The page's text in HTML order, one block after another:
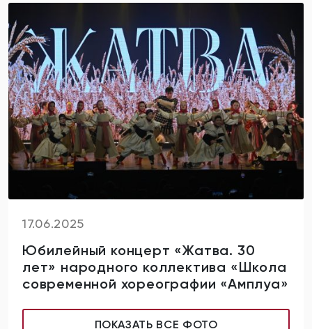
17.06.2025
Юбилейный концерт «Жатва. 30
лет» народного коллектива «Школа
современной хореографии «Амплуа»
ПОКАЗАТЬ ВСЕ ФОТО